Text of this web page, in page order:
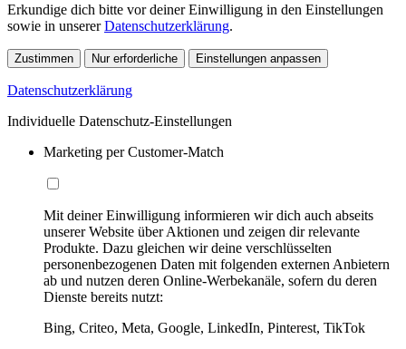
Erkundige dich bitte vor deiner Einwilligung in den Einstellungen
sowie in unsererDatenschutzerklärung.
Zustimmen Nur erforderliche Einstellungen anpassen
Datenschutzerklärung
Individuelle Datenschutz-Einstellungen
Marketing per Customer-Match
Mit deiner Einwilligung informieren wir dich auch abseits
unserer Website über Aktionen und zeigen dir relevante
Produkte. Dazu gleichen wir deine verschlüsselten
personenbezogenen Daten mit folgenden externen Anbietern
ab und nutzen deren Online-Werbekanäle, sofern du deren
Dienste bereits nutzt:
Bing, Criteo, Meta, Google, LinkedIn, Pinterest, TikTok